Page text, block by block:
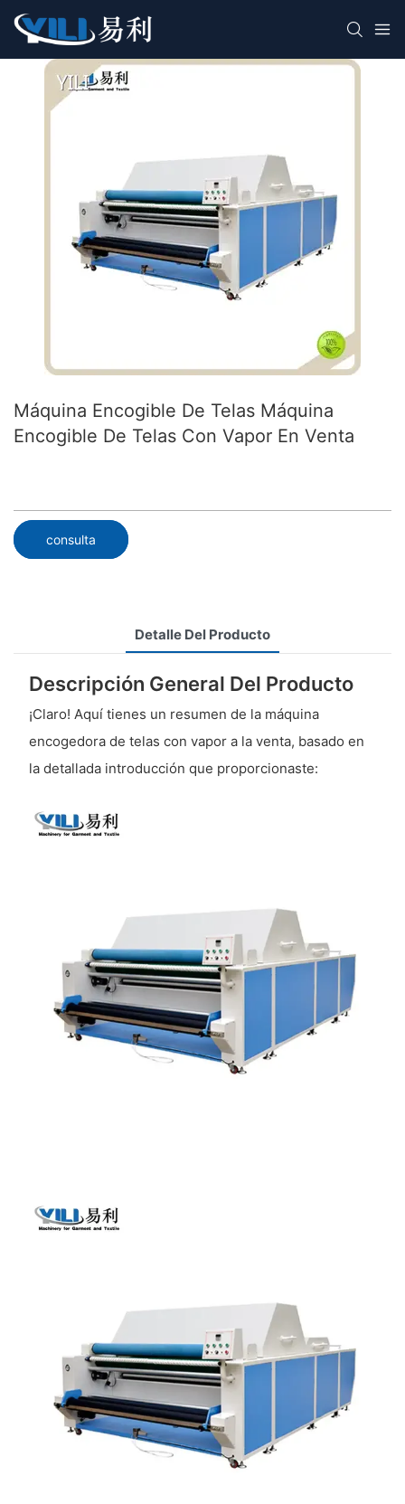
Máquina Encogible De Telas Máquina
Encogible De Telas Con Vapor En Venta
consulta
Detalle Del Producto
Descripción General Del Producto
¡Claro! Aquí tienes un resumen de la máquina
encogedora de telas con vapor a la venta, basado en
la detallada introducción que proporcionaste: